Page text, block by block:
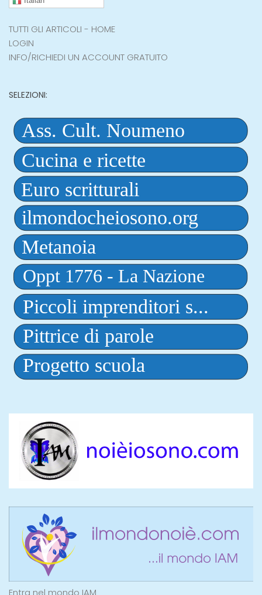
TUTTI GLI ARTICOLI - HOME
LOGIN
INFO/RICHIEDI UN ACCOUNT GRATUITO
SELEZIONI:
Entra nel mondo IAM